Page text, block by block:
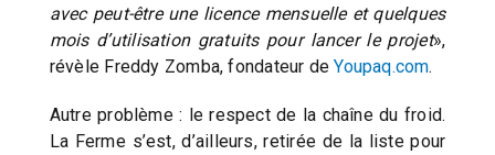
avec peut-être une licence mensuelle et quelques
mois d’utilisation gratuits pour lancer le projet»,
révèle Freddy Zomba, fondateur deYoupaq.com.
Autre problème : le respect de la chaîne du froid.
La Ferme s’est, d’ailleurs, retirée de la liste pour